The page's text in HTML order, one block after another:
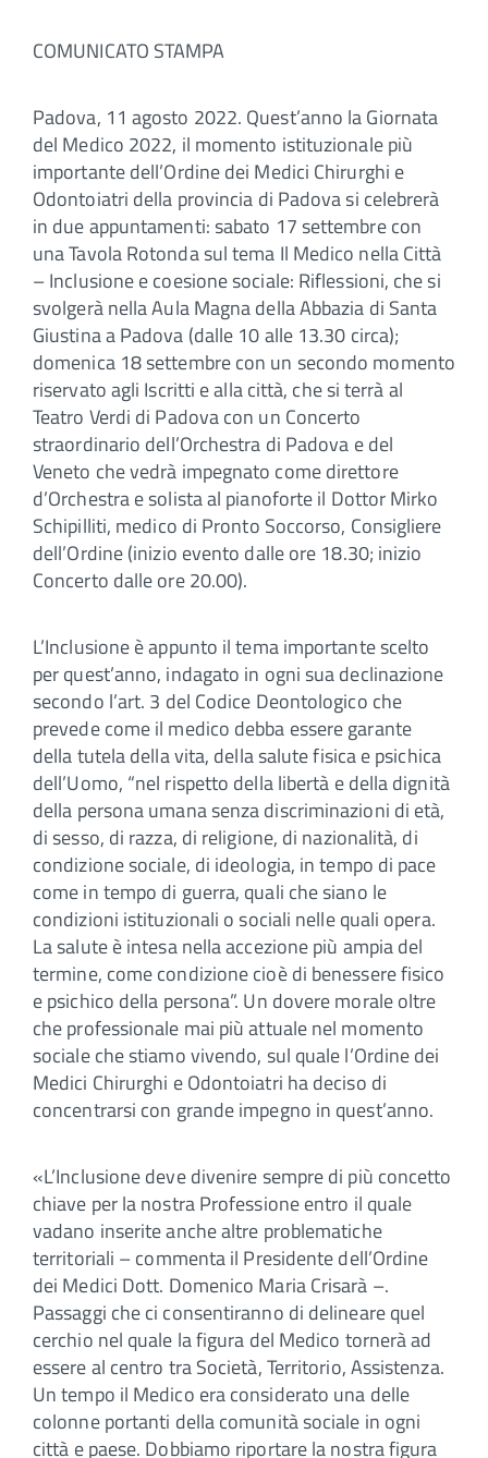
COMUNICATO STAMPA
Padova, 11 agosto 2022. Quest’anno la Giornata
del Medico 2022, il momento istituzionale più
importante dell’Ordine dei Medici Chirurghi e
Odontoiatri della provincia di Padova si celebrerà
in due appuntamenti: sabato 17 settembre con
una Tavola Rotonda sul tema Il Medico nella Città
– Inclusione e coesione sociale: Riflessioni, che si
svolgerà nella Aula Magna della Abbazia di Santa
Giustina a Padova (dalle 10 alle 13.30 circa);
domenica 18 settembre con un secondo momento
riservato agli Iscritti e alla città, che si terrà al
Teatro Verdi di Padova con un Concerto
straordinario dell’Orchestra di Padova e del
Veneto che vedrà impegnato come direttore
d’Orchestra e solista al pianoforte il Dottor Mirko
Schipilliti, medico di Pronto Soccorso, Consigliere
dell’Ordine (inizio evento dalle ore 18.30; inizio
Concerto dalle ore 20.00).
L’Inclusione è appunto il tema importante scelto
per quest’anno, indagato in ogni sua declinazione
secondo l’art. 3 del Codice Deontologico che
prevede come il medico debba essere garante
della tutela della vita, della salute fisica e psichica
dell’Uomo, “nel rispetto della libertà e della dignità
della persona umana senza discriminazioni di età,
di sesso, di razza, di religione, di nazionalità, di
condizione sociale, di ideologia, in tempo di pace
come in tempo di guerra, quali che siano le
condizioni istituzionali o sociali nelle quali opera.
La salute è intesa nella accezione più ampia del
termine, come condizione cioè di benessere fisico
e psichico della persona”. Un dovere morale oltre
che professionale mai più attuale nel momento
sociale che stiamo vivendo, sul quale l’Ordine dei
Medici Chirurghi e Odontoiatri ha deciso di
concentrarsi con grande impegno in quest’anno.
«L’Inclusione deve divenire sempre di più concetto
chiave per la nostra Professione entro il quale
vadano inserite anche altre problematiche
territoriali – commenta il Presidente dell’Ordine
dei Medici Dott. Domenico Maria Crisarà –.
Passaggi che ci consentiranno di delineare quel
cerchio nel quale la figura del Medico tornerà ad
essere al centro tra Società, Territorio, Assistenza.
Un tempo il Medico era considerato una delle
colonne portanti della comunità sociale in ogni
città e paese. Dobbiamo riportare la nostra figura